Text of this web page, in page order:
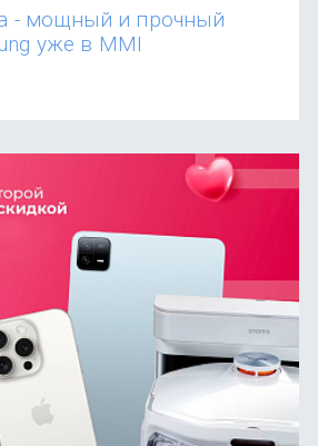
- мощный и прочный
уже в MMI